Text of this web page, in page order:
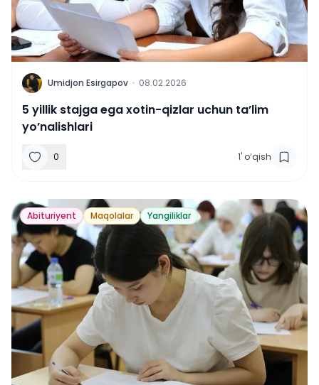
U Umidjon Esirgapov · 08.02.2026
5 yillik stajga ega xotin-qizlar uchun ta’lim
yo’nalishlari
0 1' o‘qish
Abituriyent Maqolalar Yangiliklar